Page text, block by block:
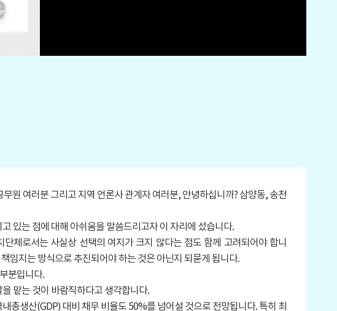
원 여러분 그리고 지역 언론사 관계자 여러분, 안녕하십니까? 삼양동, 송천
있는 점에 대해 아쉬움을 말씀드리고자 이 자리에 섰습니다.
체로서는 사실상 선택의 여지가 크지 않다는 점도 함께 고려되어야 합니
임지는 방식으로 추진되어야 하는 것은 아닌지 되묻게 됩니다.
분입니다.
맡는 것이 바람직하다고 생각합니다.
총생산(GDP) 대비 채무 비율도 50%를 넘어설 것으로 전망됩니다. 특히 최